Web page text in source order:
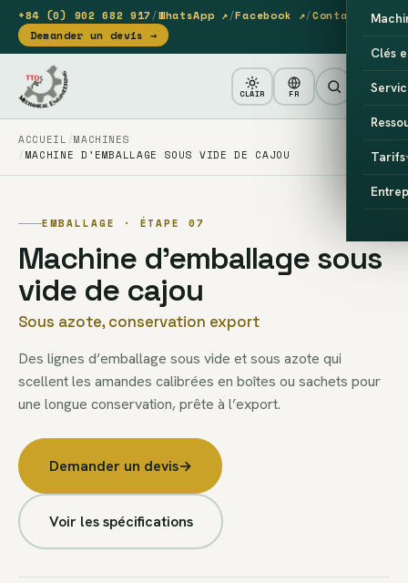
+84 (0) 902 682 917/WhatsApp ↗/Facebook ↗/Contact
Demander un devis →
Clés
Tarifs
CLAIR FR
ACCUEIL MACHINES
MACHINE D’EMBALLAGE SOUS VIDE DE CAJOU
EMBALLAGE · ÉTAPE 07
Machine d’emballage sous
vide de cajou
Sous azote, conservation export
Des lignes d’emballage sous vide et sous azote qui
scellent les amandes calibrées en boîtes ou sachets pour
une longue conservation, prête à l’export.
Demander un devis→
Voir les spécifications